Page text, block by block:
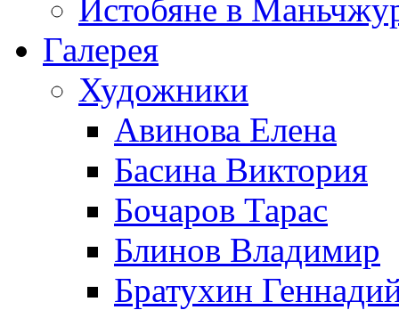
Истобяне в
Галерея
Художники
Авинова Елена
Басина Виктория
Бочаров Тарас
Блинов Владимир
Братухин